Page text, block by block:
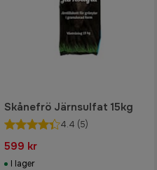
Skånefrö Järnsulfat 15kg
4.4 (5)
599 kr
I lager